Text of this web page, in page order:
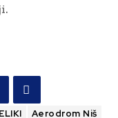
Aerodrom Niš